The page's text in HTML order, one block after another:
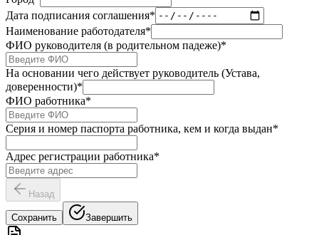
Дата подписания соглашения*
Наименование работодателя*
ФИО руководителя (в родительном падеже)*
На основании чего действует руководитель (Устава,
доверенности)*
ФИО работника*
Серия и номер паспорта работника, кем и когда выдан*
Адрес регистрации работника*
Назад
Сохранить Завершить